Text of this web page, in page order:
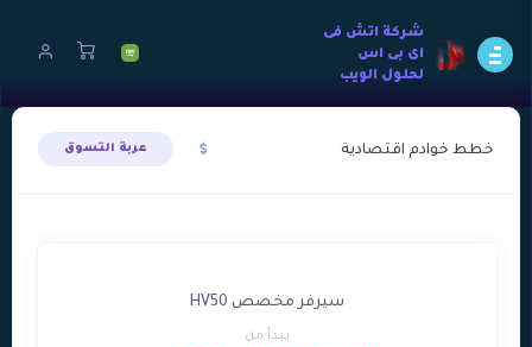
شركة اتش فى
اى بى اس
لحلول الويب
خطط خوادم اقتصادية عربة التسوق
سيرفر مخصص HV50
يبدأ من